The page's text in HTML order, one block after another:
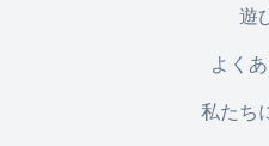
遊
よく
私たち